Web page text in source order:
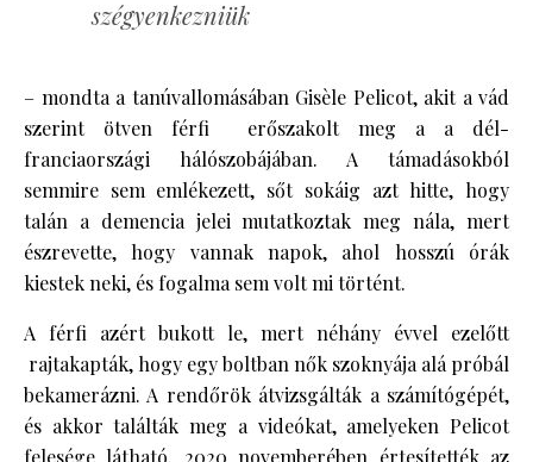
szégyenkezniük
– mondta a tanúvallomásában Gisèle Pelicot, akit a vád
szerint ötven férfi erőszakolt meg a a dél-
franciaországi hálószobájában. A támadásokból
semmire sem emlékezett, sőt sokáig azt hitte, hogy
talán a demencia jelei mutatkoztak meg nála, mert
észrevette, hogy vannak napok, ahol hosszú órák
kiestek neki, és fogalma sem volt mi történt.
A férfi azért bukott le, mert néhány évvel ezelőtt
rajtakapták, hogy egy boltban nők szoknyája alá próbál
bekamerázni. A rendőrök átvizsgálták a számítógépét,
és akkor találták meg a videókat, amelyeken Pelicot
felesége látható. 2020 novemberében értesítették az